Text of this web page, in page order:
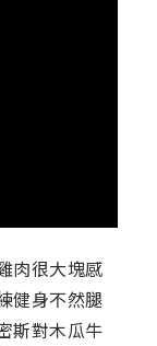
肉很大塊感
健身不然腿
斯對木瓜牛